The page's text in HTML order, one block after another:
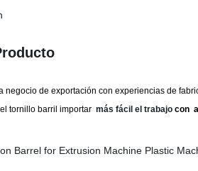
negocio de exportación con experiencias de
tornillo barril importar más fácil el trabajocon